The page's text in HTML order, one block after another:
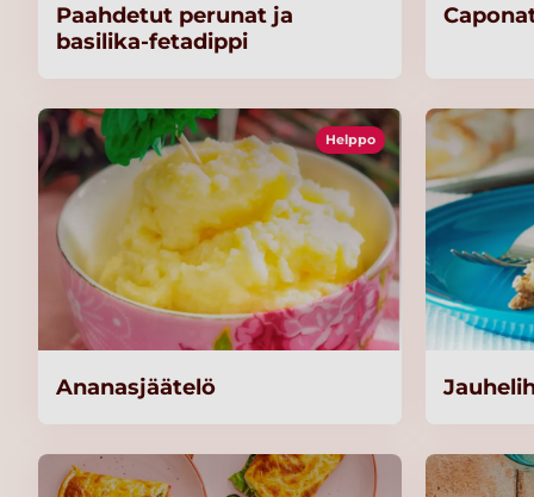
Paahdetut perunat ja
basilika-fetadippi
Helppo
Ananasjäätelö